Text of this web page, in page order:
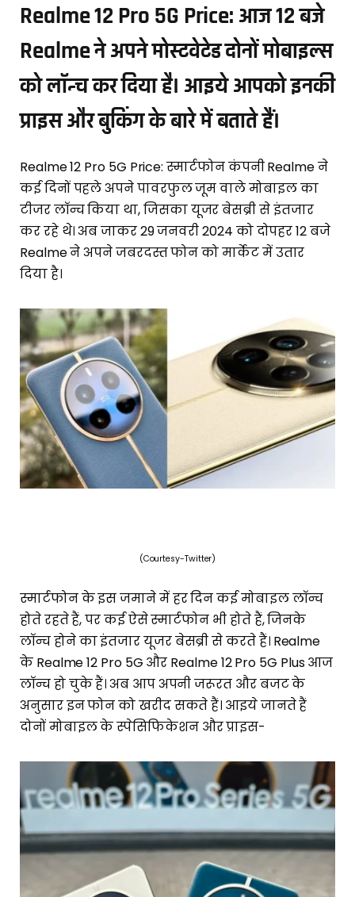
Realme 12 Pro 5G Price: आज 12 बजे
Realme ने अपने मोस्टवेटेड दोनों मोबाइल्स
को लॉन्च कर दिया है। आइये आपको इनकी
प्राइस और बुकिंग के बारे में बताते हैं।
Realme 12 Pro 5G Price: स्मार्टफोन कंपनी Realme ने
कई दिनों पहले अपने पावरफुल जूम वाले मोबाइल का
टीजर लॉन्च किया था, जिसका यूजर बेसब्री से इंतजार
कर रहे थे। अब जाकर 29 जनवरी 2024 को दोपहर 12 बजे
Realme ने अपने जबरदस्त फोन को मार्केट में उतार
दिया है।
(Courtesy-Twitter)
स्मार्टफोन के इस जमाने में हर दिन कई मोबाइल लॉन्च
होते रहते हैं, पर कई ऐसे स्मार्टफोन भी होते हैं, जिनके
लॉन्च होने का इंतजार यूजर बेसब्री से करते हैं। Realme
के Realme 12 Pro 5G और Realme 12 Pro 5G Plus आज
लॉन्च हो चुके हैं। अब आप अपनी जरूरत और बजट के
अनुसार इन फोन को खरीद सकते हैं। आइये जानते हैं
दोनों मोबाइल के स्पेसिफिकेशन और प्राइस-